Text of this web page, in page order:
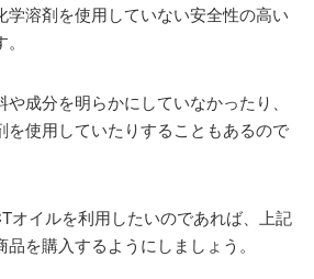
学溶剤を使用していない安全性の高い
成分を明らかにしていなかったり、
を使用していたりすることもあるので
オイルを利用したいのであれば、上記
を購入するようにしましょう。